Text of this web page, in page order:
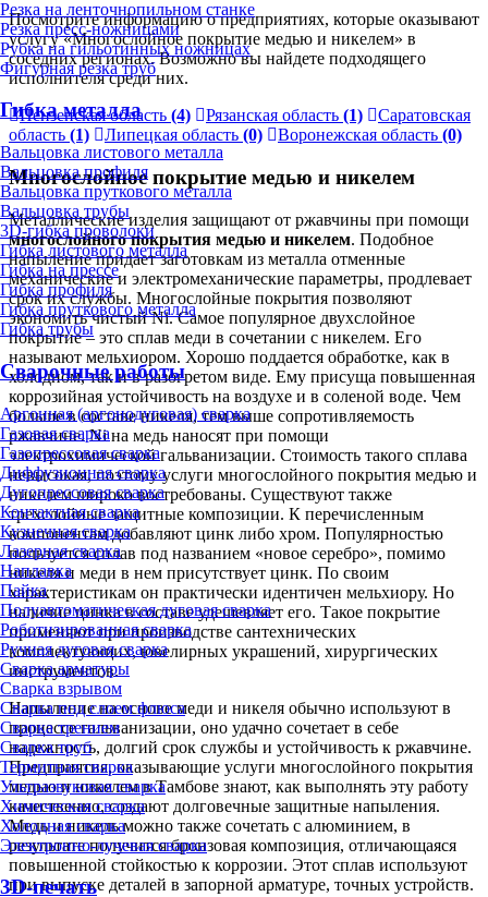
Резка на ленточнопильном станке
Резка пресс-ножницами
Рубка на гильотинных ножницах
Фигурная резка труб
Гибка металла
Вальцовка листового металла
Вальцовка профиля
Вальцовка пруткового металла
Вальцовка трубы
3D-гибка проволоки
Гибка листового металла
Гибка на прессе
Гибка профиля
Гибка пруткового металла
Гибка трубы
Сварочные работы
Аргонная (аргонодуговая) сварка
Газовая сварка
Газопрессовая сварка
Диффузионная сварка
Дугопрессовая сварка
Контактная сварка
Кузнечная сварка
Лазерная сварка
Наплавка
Пайка
Полуавтоматическая дуговая сварка
Роботизированная сварка
Ручная дуговая сварка
Сварка арматуры
Сварка взрывом
Сварка под слоем флюса
Сварка трением
Сварка труб
Термитная сварка
Ультразвуковая сварка
Химическая сварка
Холодная сварка
Электронно-лучевая сварка
3D-печать
Посмотрите информацию о предприятиях, которые оказывают
услугу «Многослойное покрытие медью и никелем» в
соседних регионах. Возможно вы найдете подходящего
исполнителя среди них.
Пензенская область (4) Рязанская область (1)
Саратовская
область (1) Липецкая область (0) Воронежская область (0)
Многослойное покрытие медью и никелем
Металлические изделия защищают от ржавчины при помощи
многослойного покрытия медью и никелем. Подобное
напыление придает заготовкам из металла отменные
механические и электромеханические параметры, продлевает
срок их службы. Многослойные покрытия позволяют
экономить чистый Ni. Самое популярное двухслойное
покрытие – это сплав меди в сочетании с никелем. Его
называют мельхиором. Хорошо поддается обработке, как в
холодном, так и в разогретом виде. Ему присуща повышенная
коррозийная устойчивость на воздухе и в соленой воде. Чем
больше в составе никеля, тем выше сопротивляемость
ржавчине. Ni на медь наносят при помощи
электрохимической гальванизации. Стоимость такого сплава
невысокая, поэтому услуги многослойного покрытия медью и
никелем широко востребованы. Существуют также
трехслойные защитные композиции. К перечисленным
компонентам добавляют цинк либо хром. Популярностью
пользуется сплав под названием «новое серебро», помимо
никеля и меди в нем присутствует цинк. По своим
характеристикам он практически идентичен мельхиору. Но
наличие цинка в составе удешевляет его. Такое покрытие
применяют при производстве сантехнических
комплектующих, ювелирных украшений, хирургических
инструментов.
Напыление на основе меди и никеля обычно используют в
процессе гальванизации, оно удачно сочетает в себе
надежность, долгий срок службы и устойчивость к ржавчине.
Предприятия, оказывающие услуги многослойного покрытия
медью и никелем в Тамбове знают, как выполнять эту работу
качественно, создают долговечные защитные напыления.
Медь и никель можно также сочетать с алюминием, в
результате получится бронзовая композиция, отличающаяся
повышенной стойкостью к коррозии. Этот сплав используют
при выпуске деталей в запорной арматуре, точных устройств.